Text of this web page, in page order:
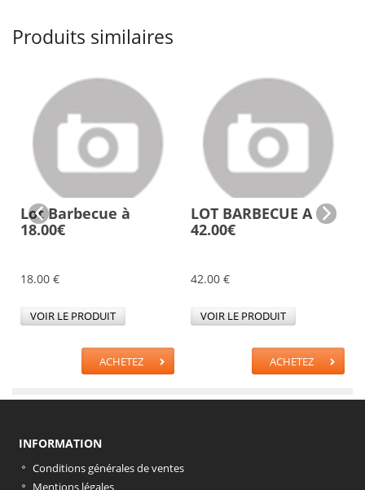
Produits similaires
Lot Barbecue à
18.00€
18.00 €
VOIR LE PRODUIT
ACHETEZ
LOT BARBECUE A
42.00€
42.00 €
VOIR LE PRODUIT
ACHETEZ
INFORMATION
Conditions générales de ventes
Mentions légales